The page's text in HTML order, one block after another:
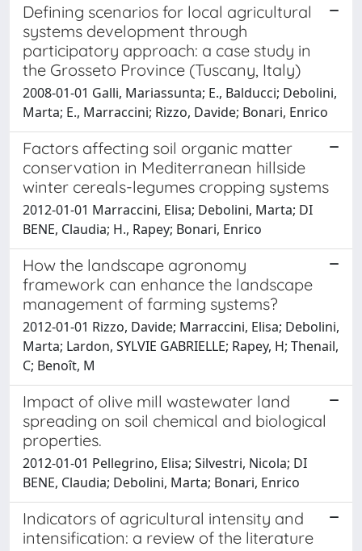
Defining scenarios for local agricultural
systems development through
participatory approach: a case study in
the Grosseto Province (Tuscany, Italy)
2008-01-01 Galli, Mariassunta; E., Balducci; Debolini,
Marta; E., Marraccini; Rizzo, Davide; Bonari, Enrico
Factors affecting soil organic matter
conservation in Mediterranean hillside
winter cereals-legumes cropping systems
2012-01-01 Marraccini, Elisa; Debolini, Marta; DI
BENE, Claudia; H., Rapey; Bonari, Enrico
How the landscape agronomy
framework can enhance the landscape
management of farming systems?
2012-01-01 Rizzo, Davide; Marraccini, Elisa; Debolini,
Marta; Lardon, SYLVIE GABRIELLE; Rapey, H; Thenail,
C; Benoît, M
Impact of olive mill wastewater land
spreading on soil chemical and biological
properties.
2012-01-01 Pellegrino, Elisa; Silvestri, Nicola; DI
BENE, Claudia; Debolini, Marta; Bonari, Enrico
Indicators of agricultural intensity and
intensification: a review of the literature